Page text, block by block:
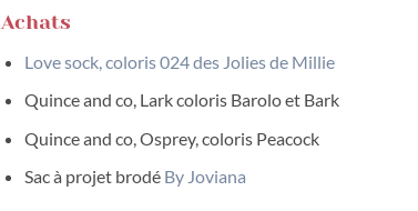
Achats
Love sock, coloris 024 des Jolies de Millie
Quince and co, Lark coloris Barolo et Bark
Quince and co, Osprey, coloris Peacock
Sac à projet brodé By Joviana